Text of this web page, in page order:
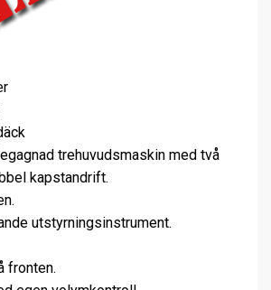
trehuvudsmaskin med två
kapstandrift.
utstyrningsinstrument.
fronten.